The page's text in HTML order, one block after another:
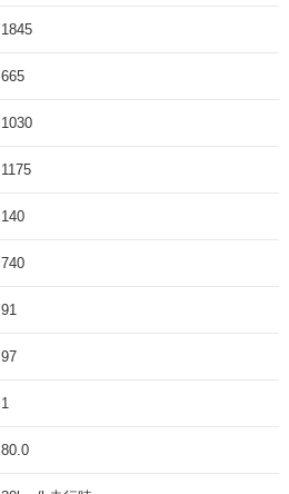
1845
665
1030
1175
140
740
91
97
1
80.0